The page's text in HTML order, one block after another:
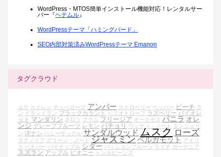
WordPress・MTOS簡単インストール機能対応！レンタルサー
バー『ヘテムル』
WordPressテーマ「ハミングバード」
SEO内部対策済みWordPressテーマ Emanon
タグクラウド
ユリ スイレン チュベローズ アンバー ストロベリー ペッパー ピーチ ラ
ン イランイラン ブラックカラント ヘリオトロープ ラズベリー バイオレ
ット マンダリン ネロリ プラム フリージア オークモス バニラ オレ
ンジ グレープフルーツ レモン パチョリ ウッディ・ノート
タンジェリ
ン 洋ナシ ハニーサックル サンダルウッド ムスク ローズ
マグノリア グリーン・ノート ジャスミンベルガモット
アイリ
ス ベチバー パイナップル シダー パッションフルーツ ライチ ガーデニア
スズラン アップル ピオニー トンカビーンズ